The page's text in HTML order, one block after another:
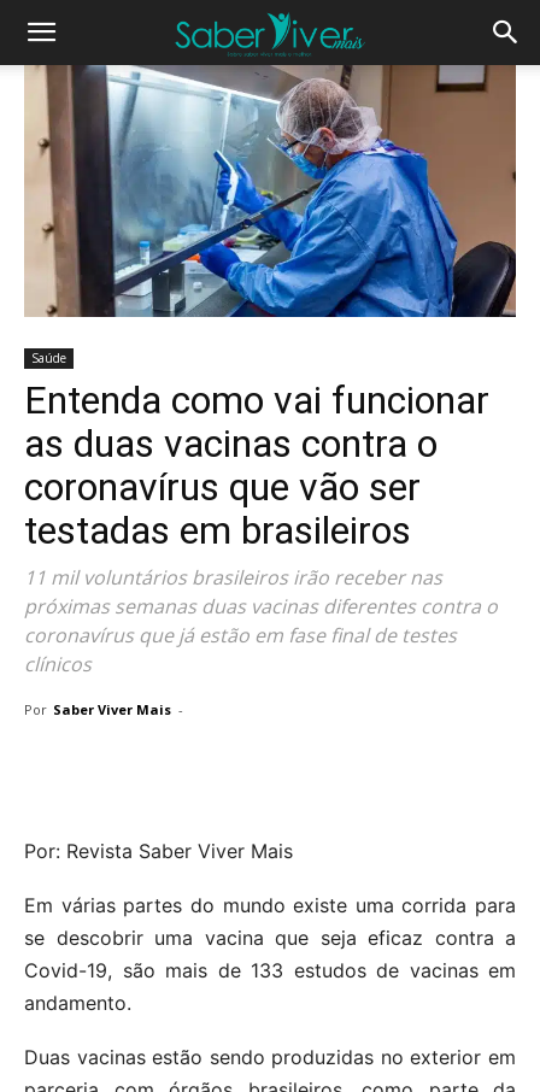
Saúde
Entenda como vai funcionar
as duas vacinas contra o
coronavírus que vão ser
testadas em brasileiros
11 mil voluntários brasileiros irão receber nas
próximas semanas duas vacinas diferentes contra o
coronavírus que já estão em fase final de testes
clínicos
Por Saber Viver Mais -
Por: Revista Saber Viver Mais
Em várias partes do mundo existe uma corrida para
se descobrir uma vacina que seja eficaz contra a
Covid-19, são mais de 133 estudos de vacinas em
andamento.
Duas vacinas estão sendo produzidas no exterior em